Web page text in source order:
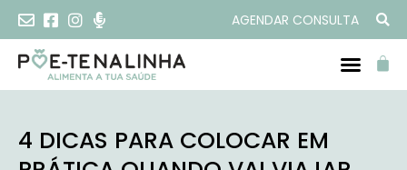
AGENDAR CONSULTA
4 DICAS PARA COLOCAR EM